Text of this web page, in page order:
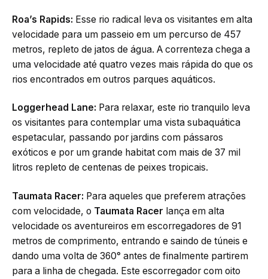
Roa’s Rapids: Esse rio radical leva os visitantes em alta
velocidade para um passeio em um percurso de 457
metros, repleto de jatos de água. A correnteza chega a
uma velocidade até quatro vezes mais rápida do que os
rios encontrados em outros parques aquáticos.
Loggerhead Lane: Para relaxar, este rio tranquilo leva
os visitantes para contemplar uma vista subaquática
espetacular, passando por jardins com pássaros
exóticos e por um grande habitat com mais de 37 mil
litros repleto de centenas de peixes tropicais.
Taumata Racer: Para aqueles que preferem atrações
com velocidade, o Taumata Racer lança em alta
velocidade os aventureiros em escorregadores de 91
metros de comprimento, entrando e saindo de túneis e
dando uma volta de 360° antes de finalmente partirem
para a linha de chegada. Este escorregador com oito